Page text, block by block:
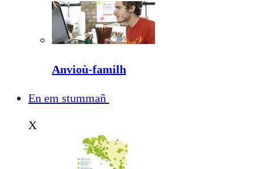
Anvioù-familh
En em stummañ
X